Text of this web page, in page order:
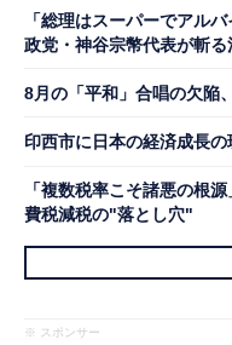
「総理はスーパーでアル
政党・神谷宗幣代表が斬
8月の「平和」合唱の欠陥
印西市に日本の経済成長の
「複数税率こそ諸悪の根
費税減税の"落とし穴"
※ スポンサー